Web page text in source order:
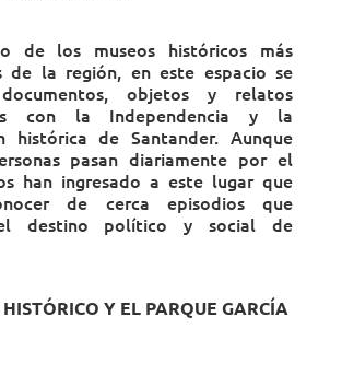
de los museos históricos más
de la región, en este espacio se
documentos, objetos y relatos
con la Independencia y la
histórica de Santander. Aunque
pasan diariamente por el
han ingresado a este lugar que
de cerca episodios que
destino político y social de
Y EL PARQUE GARCÍA